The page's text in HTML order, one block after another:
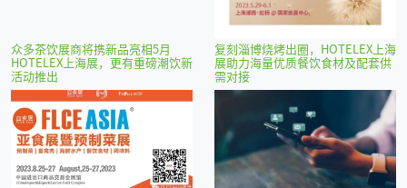
众多茶饮展商将携新品亮相5月
HOTELEX上海展，更有重磅潮饮新
活动推出
复刻淄博烧烤出圈，HOTELEX上海
展助力海量优质餐饮食材及配套供
需对接